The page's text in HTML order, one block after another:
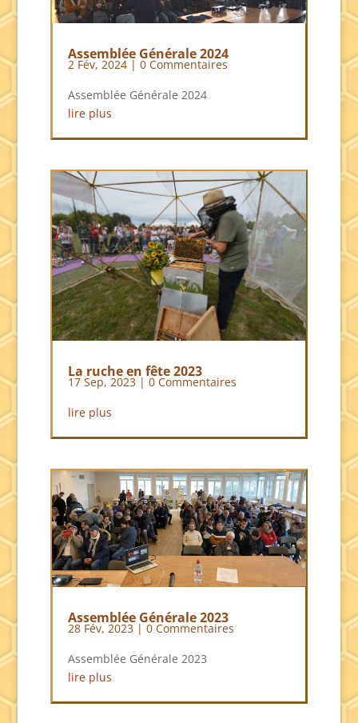
Assemblée Générale 2024
2 Fév, 2024| 0 Commentaires
Assemblée Générale 2024
lire plus
La ruche en fête 2023
17 Sep, 2023 | 0 Commentaires
lire plus
Assemblée Générale 2023
28 Fév, 2023 | 0 Commentaires
Assemblée Générale 2023
lire plus